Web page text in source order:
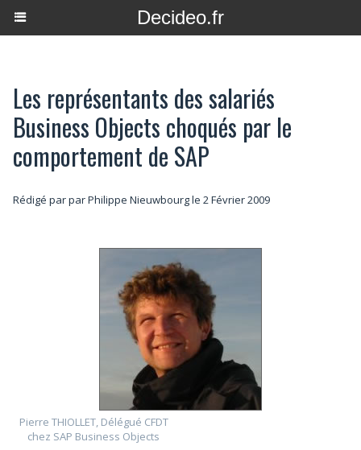
Decideo.fr
Les représentants des salariés
Business Objects choqués par le
comportement de SAP
Rédigé par par Philippe Nieuwbourg le 2 Février 2009
Pierre THIOLLET, Délégué CFDT
chez SAP Business Objects